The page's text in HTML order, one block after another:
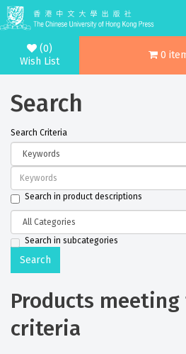
(0)
Wish List
0
Search
Search Criteria
Search in product descriptions
Search in subcategories
Products meeting
criteria